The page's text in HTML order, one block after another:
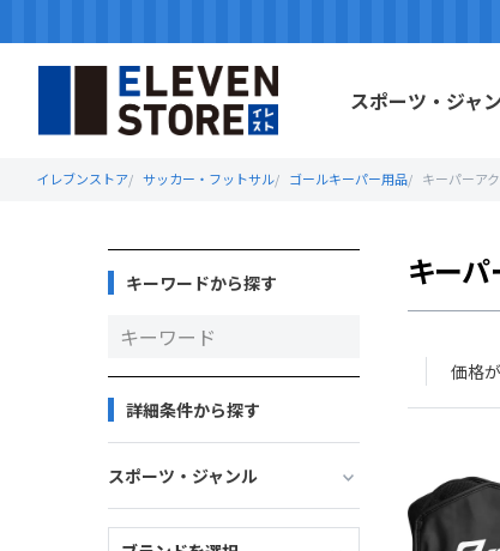
スポーツ・ジャ
イレブンストア サッカー・フットサル ゴールキーパー用品 キーパーア
キーパ
価格
キーワードから探す
詳細条件から探す
スポーツ・ジャンル